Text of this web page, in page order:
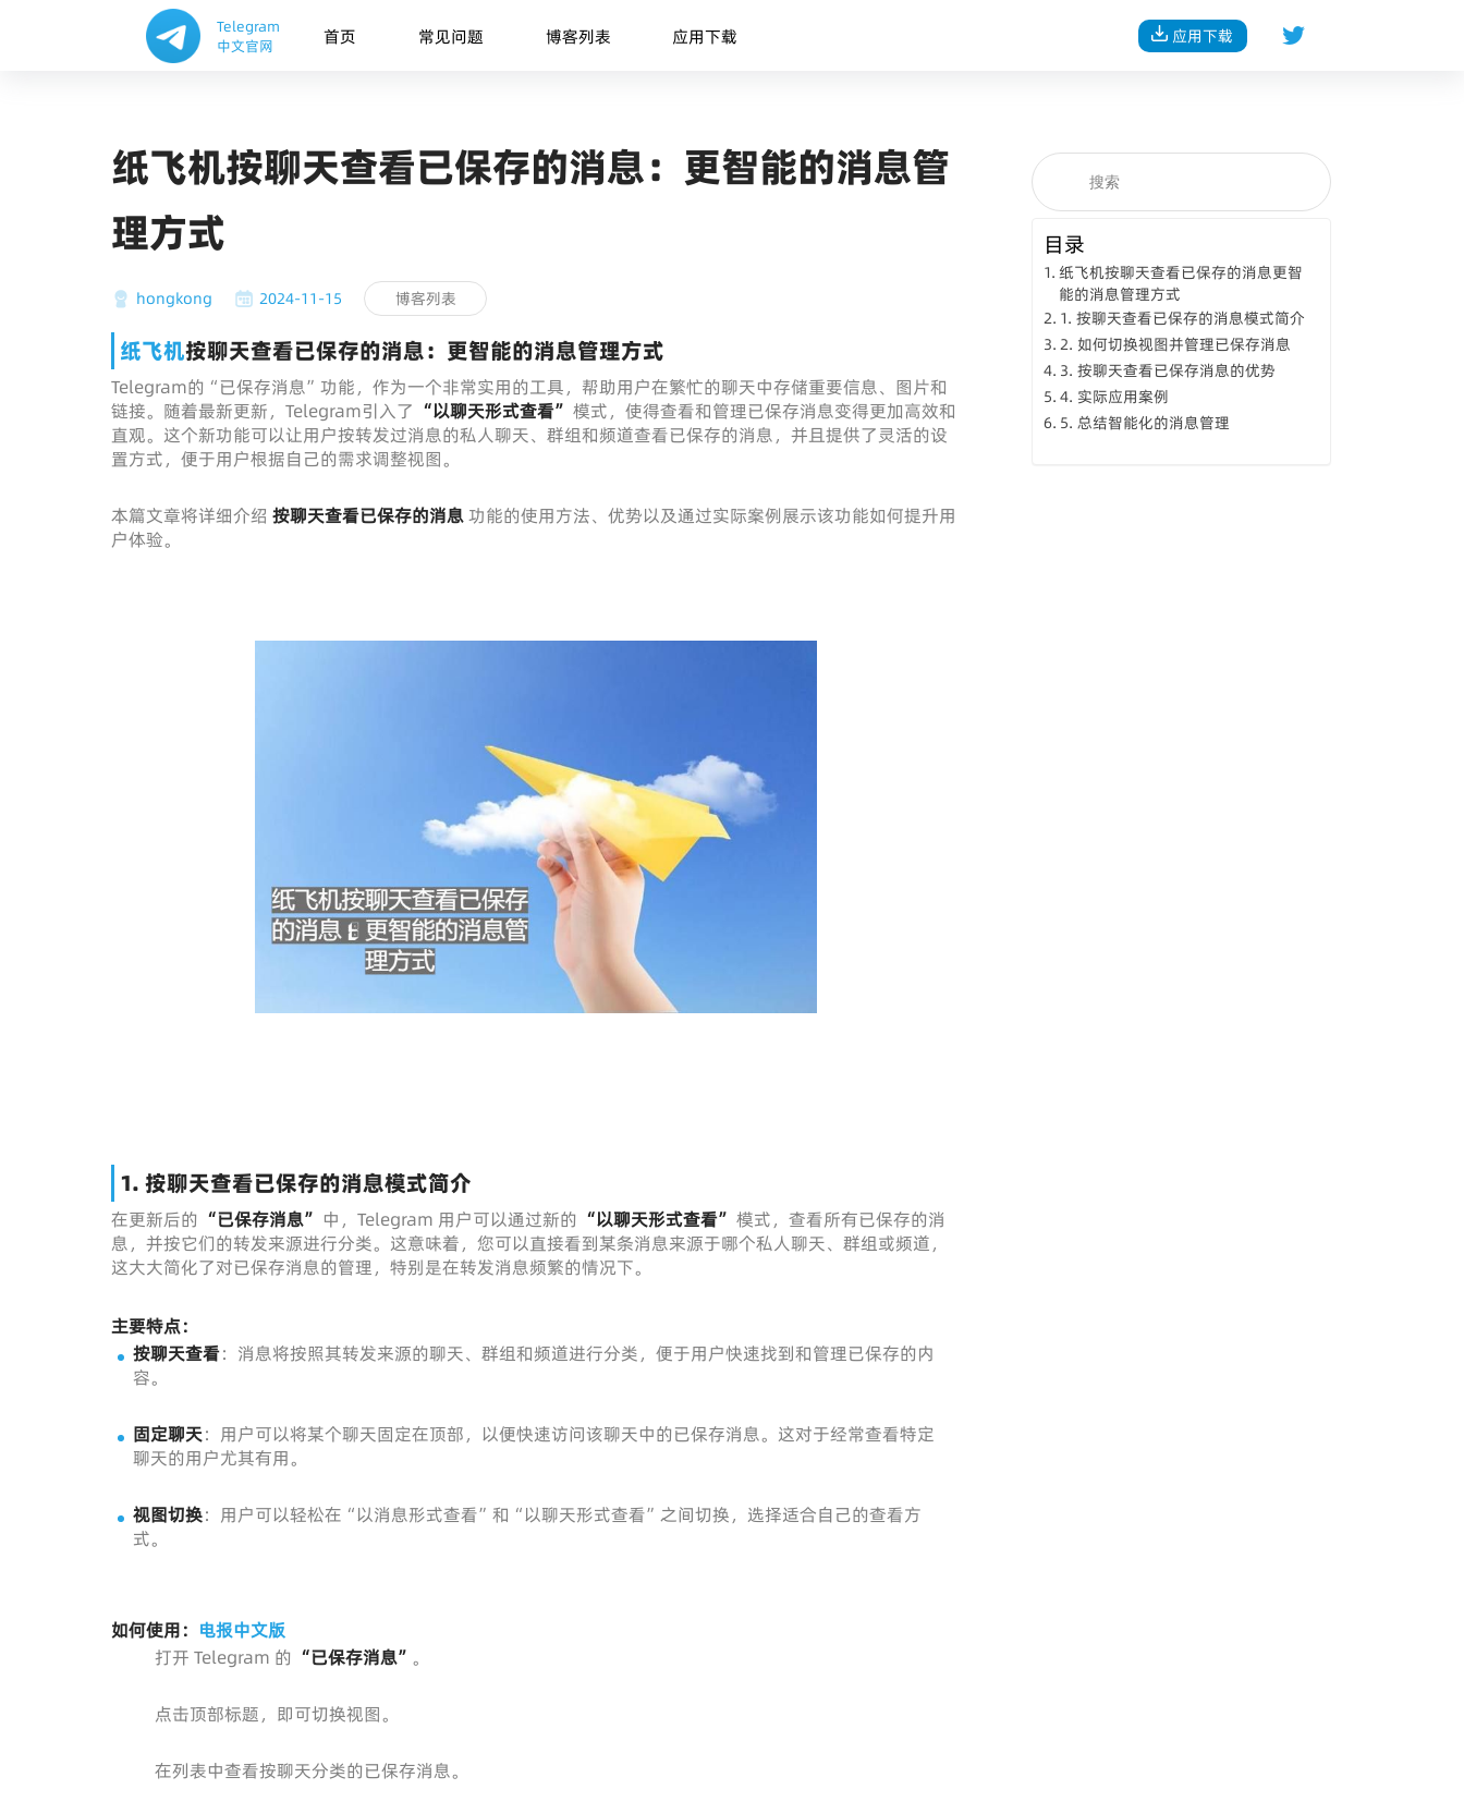
Telegram
中文官网
首页 常见问题 博客列表 应用下载 应用下载
纸飞机按聊天查看已保存的消息：更智能的消息管
理方式
hongkong 2024-11-15 博客列表
纸飞机按聊天查看已保存的消息：更智能的消息管理方式
Telegram的“已保存消息”功能，作为一个非常实用的工具，帮助用户在繁忙的聊天中存储重要信息、图片和
链接。随着最新更新，Telegram引入了 “以聊天形式查看” 模式，使得查看和管理已保存消息变得更加高效和
直观。这个新功能可以让用户按转发过消息的私人聊天、群组和频道查看已保存的消息，并且提供了灵活的设
置方式，便于用户根据自己的需求调整视图。
本篇文章将详细介绍 按聊天查看已保存的消息功能的使用方法、优势以及通过实际案例展示该功能如何提升用
户体验。
1. 按聊天查看已保存的消息模式简介
在更新后的 “已保存消息” 中，Telegram 用户可以通过新的 “以聊天形式查看” 模式，查看所有已保存的消
息，并按它们的转发来源进行分类。这意味着，您可以直接看到某条消息来源于哪个私人聊天、群组或频道，
这大大简化了对已保存消息的管理，特别是在转发消息频繁的情况下。
主要特点：
按聊天查看：消息将按照其转发来源的聊天、群组和频道进行分类，便于用户快速找到和管理已保存的内
容。
固定聊天：用户可以将某个聊天固定在顶部，以便快速访问该聊天中的已保存消息。这对于经常查看特定
聊天的用户尤其有用。
视图切换：用户可以轻松在“以消息形式查看”和“以聊天形式查看”之间切换，选择适合自己的查看方
式。
如何使用： 电报中文版
打开 Telegram 的 “已保存消息” 。
点击顶部标题，即可切换视图。
在列表中查看按聊天分类的已保存消息。
目录
纸飞机按聊天查看已保存的消息更智
能的消息管理方式
1. 按聊天查看已保存的消息模式简介
2. 如何切换视图并管理已保存消息
3. 按聊天查看已保存消息的优势
4. 实际应用案例
5. 总结智能化的消息管理